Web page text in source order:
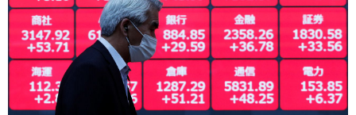
الأقسام
صور
الأكثر تفاعلا